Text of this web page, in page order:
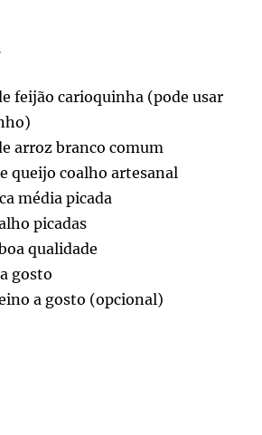
feijão carioquinha (pode usar
arroz branco comum
queijo coalho artesanal
média picada
picadas
qualidade
gosto
a gosto (opcional)